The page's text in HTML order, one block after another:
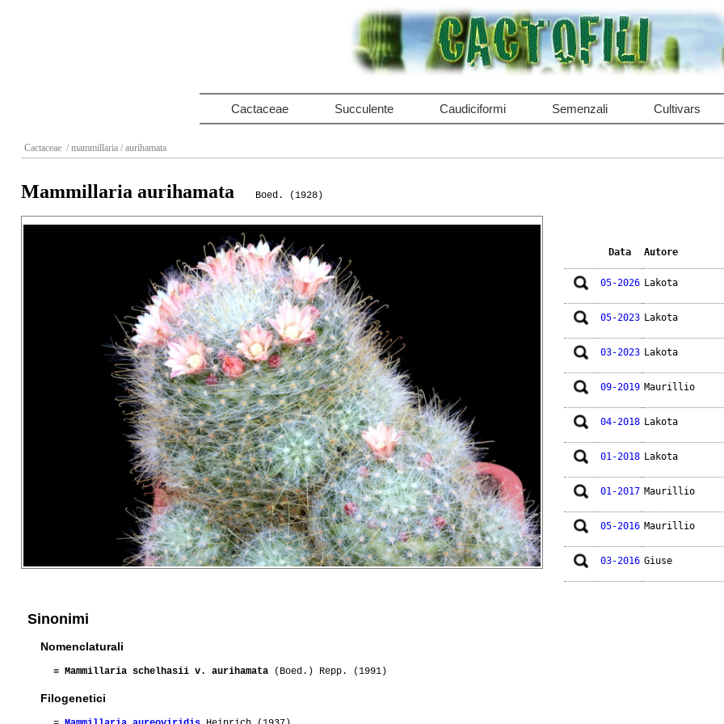
Cactaceae Succulente Caudiciformi Semenzali Cultivars
Cactaceae / mammillaria / aurihamata
Mammillaria aurihamata Boed. (1928)
Data Autore
05-2026 Lakota
05-2023 Lakota
03-2023 Lakota
09-2019 Maurillio
04-2018 Lakota
01-2018 Lakota
01-2017 Maurillio
05-2016 Maurillio
03-2016 Giuse
Sinonimi
Nomenclaturali
≡ Mammillaria schelhasii v. aurihamata (Boed.) Repp. (1991)
Filogenetici